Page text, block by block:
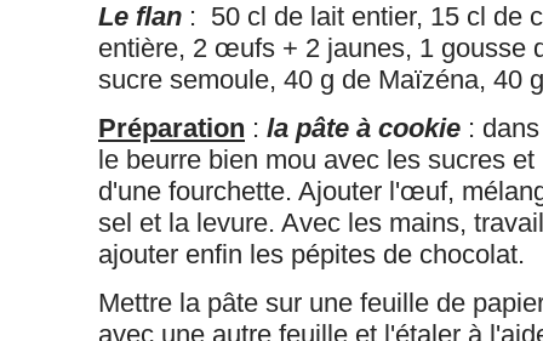
Le flan : 50 cl de lait entier, 15 cl de
entière, 2 œufs + 2 jaunes, 1 gousse
sucre semoule, 40 g de Maïzéna, 40
Préparation : la pâte à cookie :
le beurre bien mou avec les sucres
d'une fourchette. Ajouter l'œuf,
sel et la levure. Avec les mains,
ajouter enfin les pépites de chocolat.
Mettre la pâte sur une feuille de
avec une autre feuille et l'étaler à